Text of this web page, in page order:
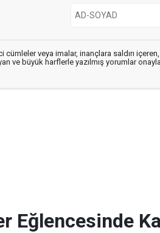
veya imalar, inançlara saldırı içeren,
ve büyük harflerle yazılmış yorumlar
Eğlencesinde